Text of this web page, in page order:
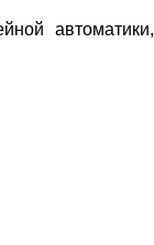
автоматики,